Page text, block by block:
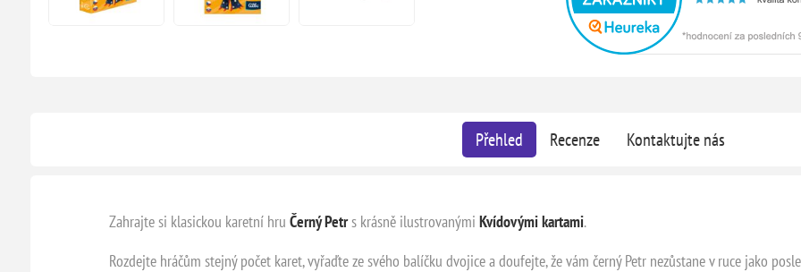
Přehled Recenze Kontaktujte nás
Zahrajte si klasickou karetní hru Černý Petrs krásně ilustrovanými Kvídovými kartami.
Rozdejte hráčům stejný počet karet, vyřaďte ze svého balíčku dvojice a doufejte, že vám černý Petr nezůstane v ruce jako